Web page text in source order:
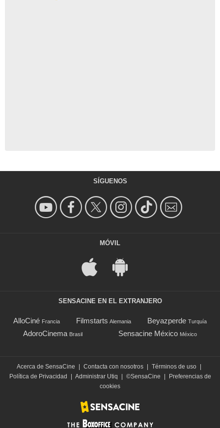
SÍGUENOS
MÓVIL
SENSACINE EN EL EXTRANJERO
AlloCiné Francia Filmstarts Alemania Beyazperde Turquía
AdoroCinema Brasil Sensacine México México
Acerca de SensaCine Contacta con nosotros Términos de uso
Política de Privacidad
Administrar Utiq ©SensaCine
Preferencias de
cookies